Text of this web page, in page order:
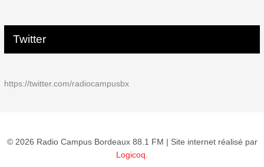
Twitter
https://twitter.com/radiocampusbx
© 2026 Radio Campus Bordeaux 88.1 FM | Site internet réalisé par
Logicoq.